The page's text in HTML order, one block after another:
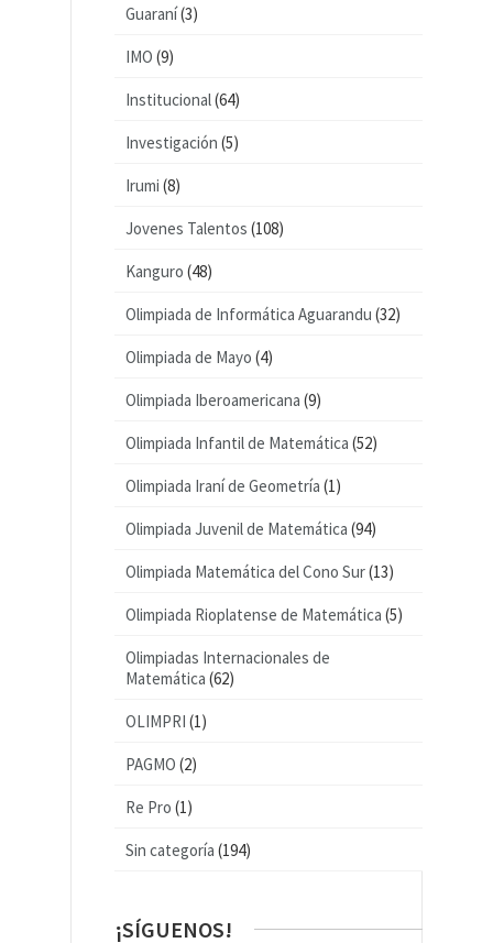
Guaraní(3)
IMO (9)
Institucional(64)
Investigación (5)
Irumi (8)
Jovenes Talentos (108)
Kanguro (48)
Olimpiada de Informática Aguarandu (32)
Olimpiada de Mayo (4)
Olimpiada Iberoamericana (9)
Olimpiada Infantil de Matemática (52)
Olimpiada Iraní de Geometría (1)
Olimpiada Juvenil de Matemática (94)
Olimpiada Matemática del Cono Sur(13)
Olimpiada Rioplatense de Matemática (5)
Olimpiadas Internacionales de
Matemática (62)
OLIMPRI (1)
PAGMO (2)
Re Pro (1)
Sin categoría (194)
¡SÍGUENOS!